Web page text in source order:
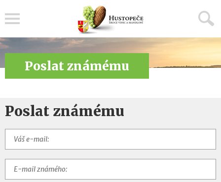
Poslat známému
Poslat známému